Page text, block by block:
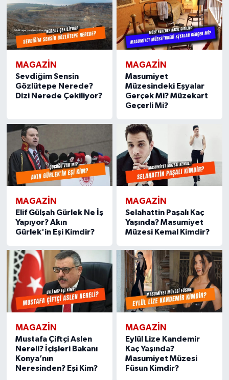
MAGAZIN
Sevdiğim Sensin
Gözlütepe Nerede?
Dizi Nerede Çekiliyor?
MAGAZIN
Masumiyet
Müzesindeki Eşyalar
Gerçek Mi? Müzekart
Geçerli Mi?
MAGAZIN
Elif Gülşah Gürlek Ne İş
Yapıyor? Akın
Gürlek'in Eşi Kimdir?
MAGAZIN
Selahattin Paşalı Kaç
Yaşında? Masumiyet
Müzesi Kemal Kimdir?
MAGAZIN
Mustafa Çiftçi Aslen
Nereli? İçişleri Bakanı
Konya’nın
Neresinden? Eşi Kim?
MAGAZIN
Eylül Lize Kandemir
Kaç Yaşında?
Masumiyet Müzesi
Füsun Kimdir?